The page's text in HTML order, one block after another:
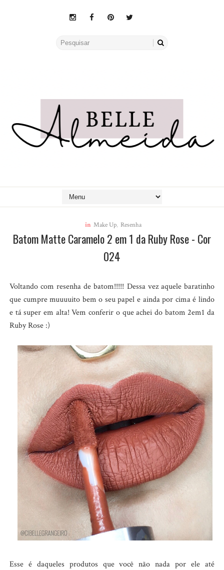
in Make Up, Resenha
Batom Matte Caramelo 2 em 1 da Ruby Rose - Cor
024
Voltando com resenha de batom!!!!! Dessa vez aquele baratinho
que cumpre muuuuito bem o seu papel e ainda por cima é lindo
e tá super em alta! Vem conferir o que achei do batom 2em1 da
Ruby Rose :)
Esse é daqueles produtos que você não nada por ele até